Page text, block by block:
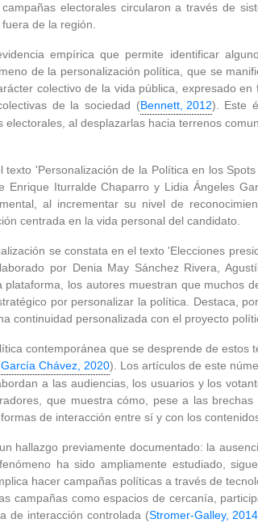
electorales circularon a través de
de la región.
empírica que permite identificar
de la personalización política, que se
colectivo de la vida pública, expresado
de la sociedad (Bennett, 2012). Este
electorales, al desplazarlas hacia terrenos
'Personalización de la Política en los
Enrique Iturralde Chaparro y Lidia Ángeles
al incrementar su nivel de
centrada en la vida personal del candidato.
se constata en el texto 'Elecciones
por Denia May Sánchez Rivera,
los autores muestran que muchos
por personalizar la política. Destaca,
continuidad personalizada con el proyecto
contemporánea que se desprende de
Chávez, 2020). Los artículos de este
a las audiencias, los usuarios y los
que muestra cómo, pese a las
de interacción entre sí y con los
hallazgo previamente documentado: la
ha sido ampliamente estudiado,
hacer campañas políticas a través de
campañas como espacios de cercanía,
de interacción controlada (Stromer-Galley, 2014